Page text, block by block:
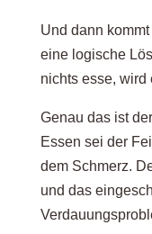
Und dann
eine logische
nichts esse, wird
Genau das ist
Essen sei der
dem Schmerz.
und das